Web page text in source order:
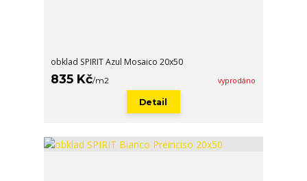
obklad SPIRIT Azul Mosaico 20x50
835 Kč/m2 vyprodáno
Detail